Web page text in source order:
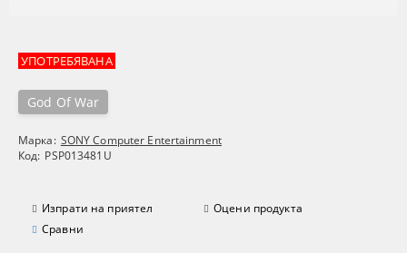
УПОТРЕБЯВАНА
God Of War
Марка: SONY Computer Entertainment
Код: PSP013481U
Изпрати на приятел
Оцени продукта
Сравни